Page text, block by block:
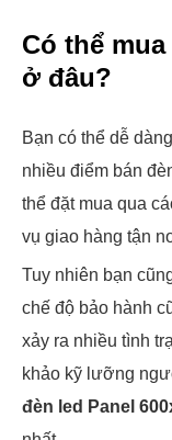
Có thể
ở đâu?
Bạn có thể dễ
nhiều điểm bán
thể đặt mua qua
vụ giao hàng tận
Tuy nhiên bạn
chế độ bảo hành
xảy ra nhiều tình
khảo kỹ lưỡng
đèn led Panel